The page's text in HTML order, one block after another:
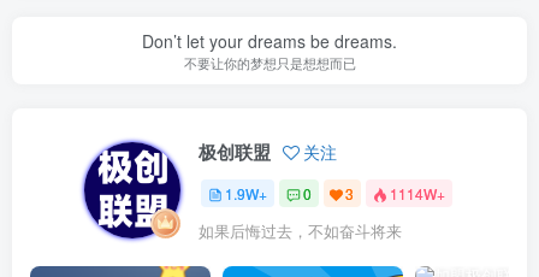
Don’t let your dreams be dreams.
不要让你的梦想只是想想而已
极创联盟 关注
1.9W+ 0 3 1114W+
如果后悔过去，不如奋斗将来